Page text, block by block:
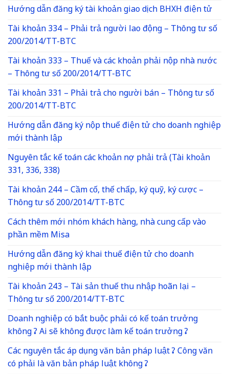
Hướng dẫn đăng ký tài khoản giao dịch BHXH điện tử
Tài khoản 334 – Phải trả người lao động – Thông tư số
200/2014/TT-BTC
Tài khoản 333 – Thuế và các khoản phải nộp nhà nước
– Thông tư số 200/2014/TT-BTC
Tài khoản 331 – Phải trả cho người bán – Thông tư số
200/2014/TT-BTC
Hướng dẫn đăng ký nộp thuế điện tử cho doanh nghiệp
mới thành lập
Nguyên tắc kế toán các khoản nợ phải trả (Tài khoản
331, 336, 338)
Tài khoản 244 – Cầm cố, thế chấp, ký quỹ, ký cược –
Thông tư số 200/2014/TT-BTC
Cách thêm mới nhóm khách hàng, nhà cung cấp vào
phần mềm Misa
Hướng dẫn đăng ký khai thuế điện tử cho doanh
nghiệp mới thành lập
Tài khoản 243 – Tài sản thuế thu nhập hoãn lại –
Thông tư số 200/2014/TT-BTC
Doanh nghiệp có bắt buộc phải có kế toán trưởng
không ? Ai sẽ không được làm kế toán trưởng ?
Các nguyên tắc áp dụng văn bản pháp luật ? Công văn
có phải là văn bản pháp luật không ?